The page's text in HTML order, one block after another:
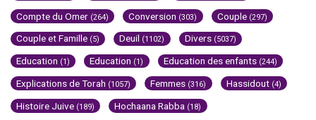
Compte du Omer (264) Conversion (303) Couple (297)
Couple et Famille (5) Deuil (1102) Divers (5037)
Education (1) Education (1) Education des enfants (244)
Explications de Torah (1057) Femmes (316) Hassidout (4)
Histoire Juive (189) Hochaana Rabba (18)